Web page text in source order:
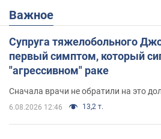
Важное
Супруга тяжелобольного
первый симптом, который
"агрессивном" раке
Сначала врачи не обратили на это
6.08.2026 12:46 13,2 т.